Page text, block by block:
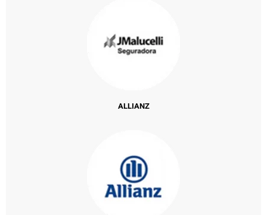
ALLIANZ